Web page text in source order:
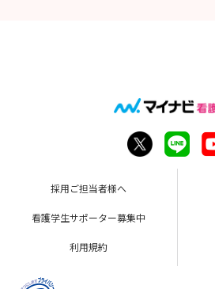
採用ご担当者様へ
看護学生サポーター募集中
利用規約